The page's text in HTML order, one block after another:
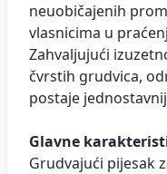
neuobičajenih
vlasnicima u
Zahvaljujući
čvrstih grudvica,
postaje
Glavne
Grudvajući pijesak